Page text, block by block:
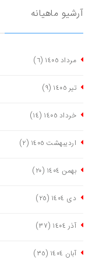
آرشیو ماهیانه
مرداد ١٤٠٥ (٦)
تیر ١٤٠٥ (٩)
خرداد ١٤٠٥ (١٤)
اردیبهشت ١٤٠٥ (٢)
بهمن ١٤٠٤ (٢٠)
دی ١٤٠٤ (٢٥)
آذر ١٤٠٤ (٣٧)
آبان ١٤٠٤ (٣٥)